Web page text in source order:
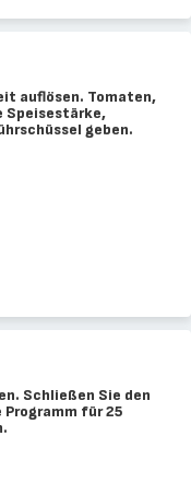
auflösen. Tomaten,
Speisestärke,
geben.
Schließen Sie den
für 25